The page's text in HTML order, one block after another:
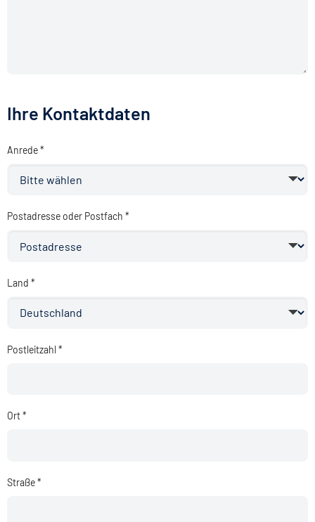
Ihre Kontaktdaten
Anrede *
Postadresse oder Postfach *
Land *
Postleitzahl *
Ort *
Straße *